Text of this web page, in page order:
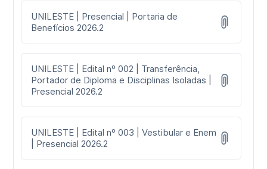
UNILESTE | Presencial | Portaria de
Benefícios 2026.2
UNILESTE | Edital nº 002 | Transferência,
Portador de Diploma e Disciplinas Isoladas |
Presencial 2026.2
UNILESTE | Edital nº 003 | Vestibular e Enem
| Presencial 2026.2